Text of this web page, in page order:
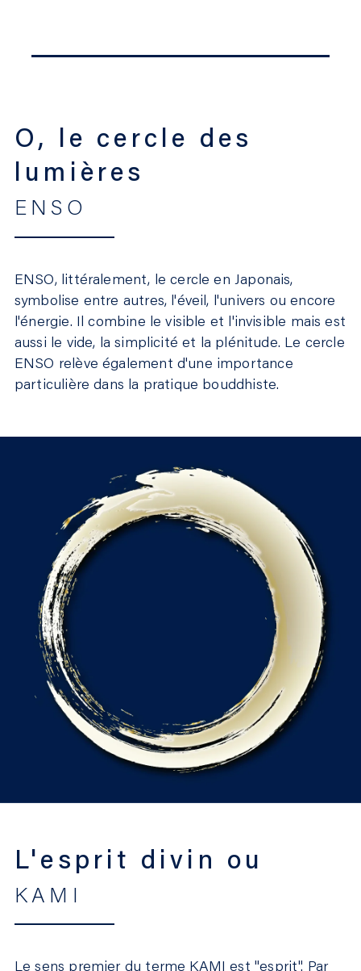
O, le cercle des
lumières
ENSO
ENSO, littéralement, le cercle en Japonais,
symbolise entre autres, l'éveil, l'univers ou encore
l'énergie. Il combine le visible et l'invisible mais est
aussi le vide, la simplicité et la plénitude. Le cercle
ENSO relève également d'une importance
particulière dans la pratique bouddhiste.
L'esprit divin ou
KAMI